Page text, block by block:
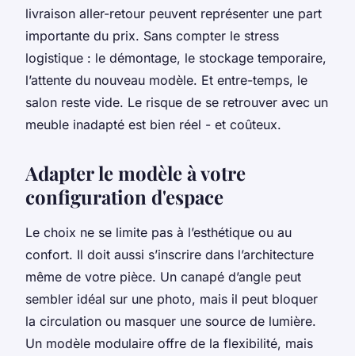
livraison aller-retour peuvent représenter une part
importante du prix. Sans compter le stress
logistique : le démontage, le stockage temporaire,
l’attente du nouveau modèle. Et entre-temps, le
salon reste vide. Le risque de se retrouver avec un
meuble inadapté est bien réel - et coûteux.
Adapter le modèle à votre
configuration d'espace
Le choix ne se limite pas à l’esthétique ou au
confort. Il doit aussi s’inscrire dans l’architecture
même de votre pièce. Un canapé d’angle peut
sembler idéal sur une photo, mais il peut bloquer
la circulation ou masquer une source de lumière.
Un modèle modulaire offre de la flexibilité, mais